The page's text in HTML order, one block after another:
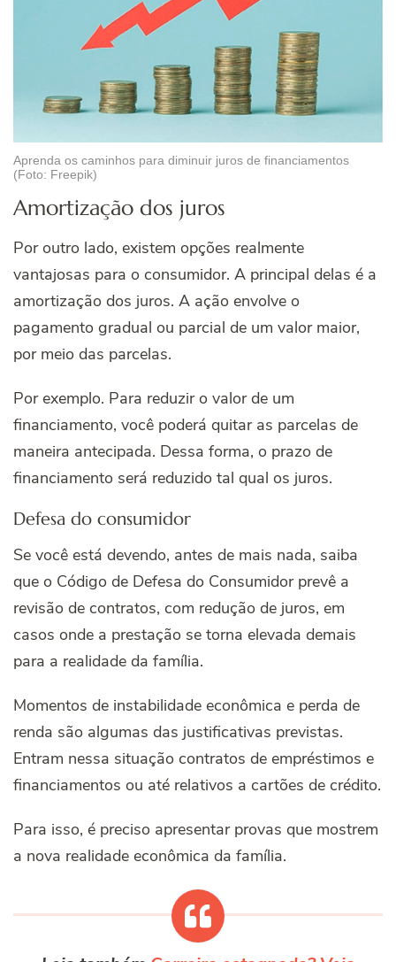
Aprenda os caminhos para diminuir juros de financiamentos
(Foto: Freepik)
Amortização dos juros
Por outro lado, existem opções realmente
vantajosas para o consumidor. A principal delas é a
amortização dos juros. A ação envolve o
pagamento gradual ou parcial de um valor maior,
por meio das parcelas.
Por exemplo. Para reduzir o valor de um
financiamento, você poderá quitar as parcelas de
maneira antecipada. Dessa forma, o prazo de
financiamento será reduzido tal qual os juros.
Defesa do consumidor
Se você está devendo, antes de mais nada, saiba
que o Código de Defesa do Consumidor prevê a
revisão de contratos, com redução de juros, em
casos onde a prestação se torna elevada demais
para a realidade da família.
Momentos de instabilidade econômica e perda de
renda são algumas das justificativas previstas.
Entram nessa situação contratos de empréstimos e
financiamentos ou até relativos a cartões de crédito.
Para isso, é preciso apresentar provas que mostrem
a nova realidade econômica da família.